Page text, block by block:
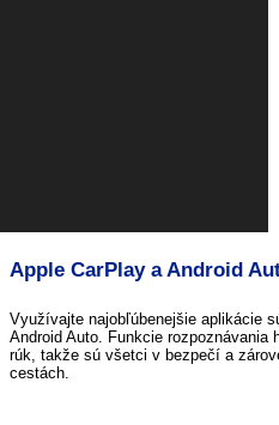
Apple CarPlay a Android
Využívajte najobľúbenejšie aplikácie
Android Auto. Funkcie rozpoznávania
rúk, takže sú všetci v bezpečí a
cestách.